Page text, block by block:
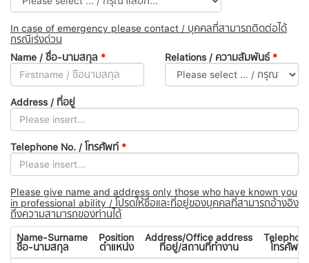
In case of emergency please contact / บุคคลที่สามารถติดต่อได้
กรณีเร่งด่วน
Name / ชื่อ-นามสกุล * Relations / ความสัมพันธ์ *
Address / ที่อยู่
Telephone No. / โทรศัพท์ *
Please give name and address only those who have known you
in professional ability / โปรดให้ชื่อและที่อยู่ของบุคคลที่สามารถอ้างอิง
ถึงความสามารถของท่านได้
Name-Surname
ชื่อ-นามสกุล
Position
ตำแหน่ง
Address/Office address
ที่อยู่/สถานที่ทำงาน
โทรศัพท์